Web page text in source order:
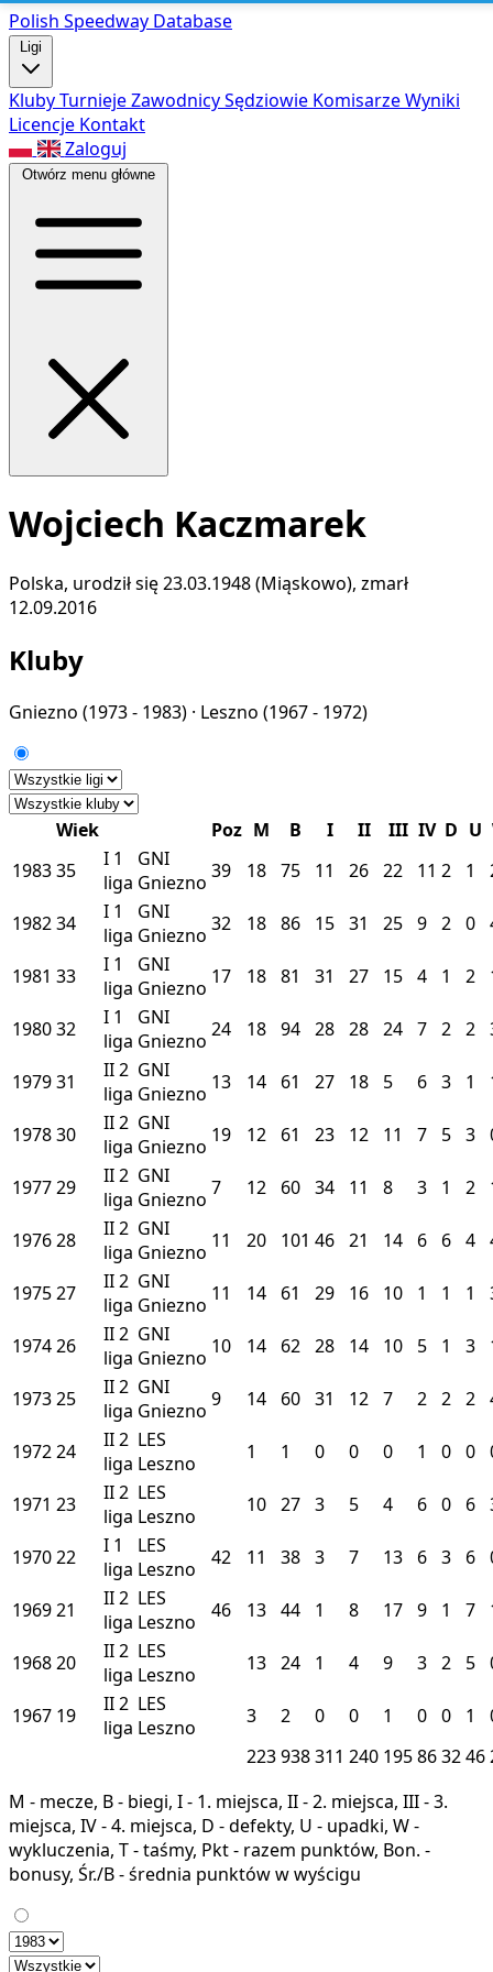
Polish Speedway Database
Ligi
KlubyTurniejeZawodnicySędziowie KomisarzeWyniki
Licencje Kontakt
Zaloguj
Otwórz menu główne
Wojciech Kaczmarek
Polska, urodził się 23.03.1948 (Miąskowo), zmarł
12.09.2016
Kluby
Gniezno (1973 - 1983) · Leszno (1967 - 1972)
Wiek Poz M B I II III IV D U
198335 I 1
liga
GNI
Gniezno 39 18 75 11 26 22 11 2 1
198234 I 1
liga
GNI
Gniezno 32 18 86 15 31 25 9 2 0
1981 33 I 1
liga
GNI
Gniezno 17 18 81 31 27 15 4 1 2
198032 I 1
liga
GNI
Gniezno 24 18 94 28 28 24 7 2 2
197931 II2
liga
GNI
Gniezno 13 14 61 27 18 5 6 3 1
197830 II2
liga
GNI
Gniezno 19 12 61 23 12 11 7 5 3
197729 II2
liga
GNI
Gniezno 7 12 60 34 11 8 3 1 2
197628 II2
liga
GNI
Gniezno 11 20 101 46 21 14 6 6 4
197527 II2
liga
GNI
Gniezno 11 14 61 29 16 10 1 1 1
197426 II2
liga
GNI
Gniezno 10 14 62 28 14 10 5 1 3
197325 II2
liga
GNI
Gniezno 9 14 60 31 12 7 2 2 2
197224 II2
liga
LES
Leszno
1 1 0 0 0 1 0 0
1971 23 II2
liga
LES
Leszno
10 27 3 5 4 6 0 6
197022 I 1
liga
LES
Leszno
42 11 38 3 7 13 6 3 6
196921 II2
liga
LES
Leszno
46 13 44 1 8 17 9 1 7
196820 II2
liga
LES
Leszno
13 24 1 4 9 3 2 5
1967 19 II2
liga
LES
Leszno
3 2 0 0 1 0 0 1
223938311 240 195863246
M - mecze, B - biegi, I - 1. miejsca, II - 2. miejsca, III - 3.
miejsca, IV - 4. miejsca, D - defekty, U - upadki, W -
wykluczenia, T - taśmy, Pkt - razem punktów, Bon. -
bonusy, Śr./B - średnia punktów w wyścigu